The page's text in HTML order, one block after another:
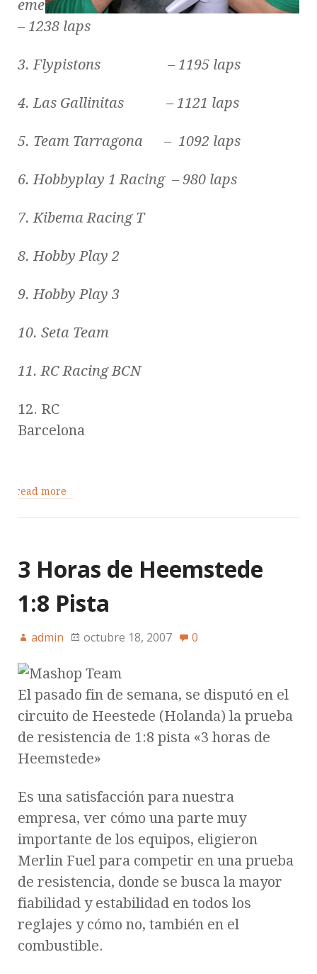
eme
– 1238 laps
3. Flypistons – 1195 laps
4. Las Gallinitas – 1121 laps
5. Team Tarragona – 1092 laps
6. Hobbyplay 1 Racing – 980 laps
7. Kibema Racing T
8. Hobby Play 2
9. Hobby Play 3
10. Seta Team
11. RC Racing BCN
12. RC
Barcelona
read more
3 Horas de Heemstede
1:8 Pista
admin octubre 18, 2007 0
El pasado fin de semana, se disputó en el
circuito de Heestede (Holanda) la prueba
de resistencia de 1:8 pista «3 horas de
Heemstede»
Es una satisfacción para nuestra
empresa, ver cómo una parte muy
importante de los equipos, eligieron
Merlin Fuel para competir en una prueba
de resistencia, donde se busca la mayor
fiabilidad y estabilidad en todos los
reglajes y cómo no, también en el
combustible.